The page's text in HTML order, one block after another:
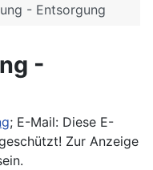
- Entsorgung
-
; E-Mail: Diese E-
Zur Anzeige